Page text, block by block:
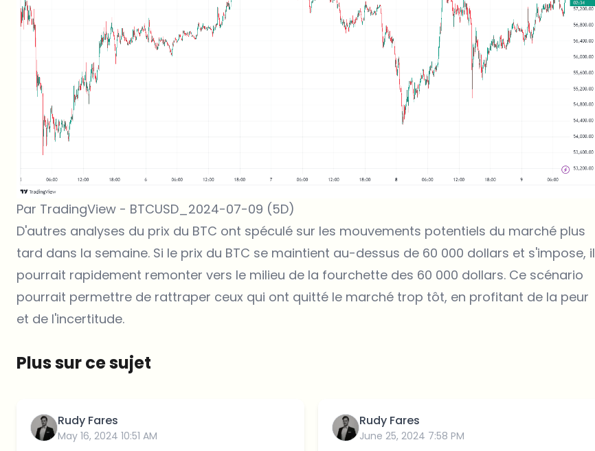
Par TradingView - BTCUSD_2024-07-09 (5D)
D'autres analyses du prix du BTC ont spéculé sur les mouvements potentiels du marché plus
tard dans la semaine. Si le prix du BTC se maintient au-dessus de 60 000 dollars et s'impose, il
pourrait rapidement remonter vers le milieu de la fourchette des 60 000 dollars. Ce scénario
pourrait permettre de rattraper ceux qui ont quitté le marché trop tôt, en profitant de la peur
et de l'incertitude.
Plus sur ce sujet
Rudy Fares
May 16, 2024 10:51 AM
Rudy Fares
June 25, 2024 7:58 PM